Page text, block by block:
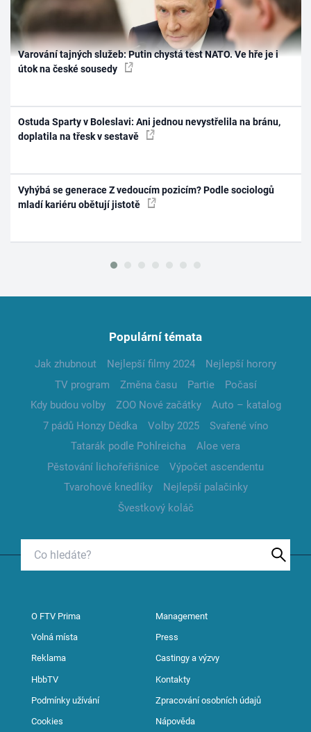
Varování tajných služeb: Putin chystá test NATO. Ve hře je i
útok na české sousedy
Ostuda Sparty v Boleslavi: Ani jednou nevystřelila na bránu,
doplatila na třesk v sestavě
Vyhýbá se generace Z vedoucím pozicím? Podle sociologů
mladí kariéru obětují jistotě
Populární témata
Jak zhubnout Nejlepší filmy 2024
Nejlepší horory
TV program
Změna času Partie
Počasí
Kdy budou volby
ZOO Nové začátky
Auto – katalog
7 pádů Honzy Dědka
Volby 2025
Svařené víno
Tatarák podle Pohlreicha
Aloe vera
Pěstování lichořeřišnice
Výpočet ascendentu
Tvarohové knedlíky
Nejlepší palačinky
Švestkový koláč
O FTV Prima Management
Volná místa Press
Reklama Castingy a výzvy
HbbTV Kontakty
Podmínky užívání Zpracování osobních údajů
Cookies Nápověda